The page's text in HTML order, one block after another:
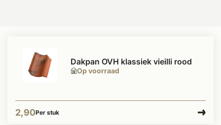
Op voorraad
Dakpan OVH klassiek vieilli rood
2,90Per stuk